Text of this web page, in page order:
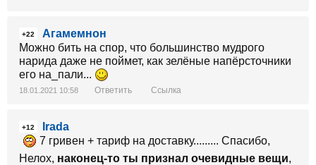
+22
Агамемнон
Можно бить на спор, что большинство мудрого
нарида даже не поймет, как зелёные напёрсточники
его на_пали...
18.01.2021 10:58 Ответить Ссылка
+12
Irada
7 гривен + тариф на доставку......... Спасибо,
Нелох, наконец-то ты признал очевидные вещи,